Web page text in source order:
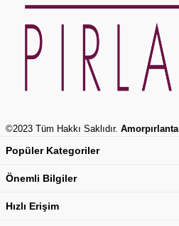
©2023 Tüm Hakkı Saklıdır. Amorpırlanta
Popüler Kategoriler
Önemli Bilgiler
Hızlı Erişim